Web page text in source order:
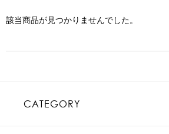
該当商品が見つかりませんでした。
CATEGORY